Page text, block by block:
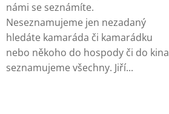
námi se seznámíte.
Neseznamujeme jen nezadaný
hledáte kamaráda či kamarádku
nebo někoho do hospody či do kina
seznamujeme všechny. Jiří...